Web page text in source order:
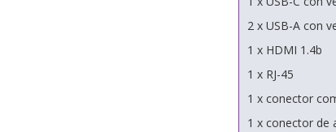
2 x USB-A con
1 x HDMI 1.4b
1 x RJ-45
1 x conector
1 x conector de